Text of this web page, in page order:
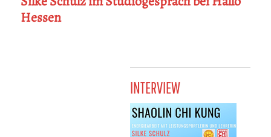
Hessen
INTERVIEW